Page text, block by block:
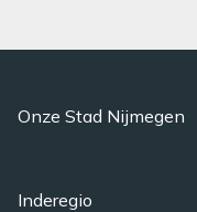
Onze Stad Nijmegen
Inderegio